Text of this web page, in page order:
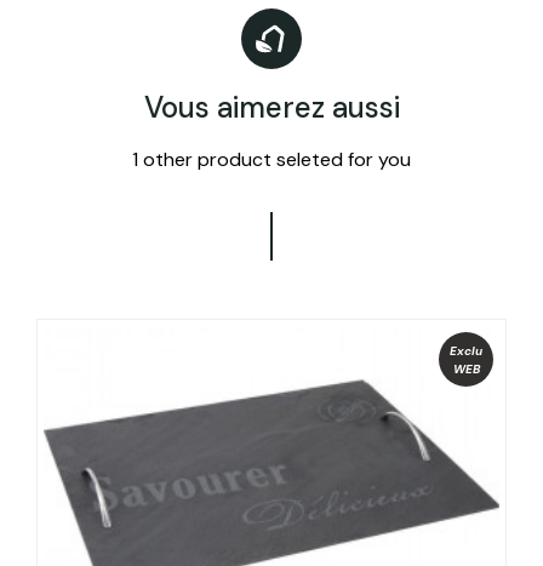
Vous aimerez aussi
1 other product seleted for you
Exclu
WEB